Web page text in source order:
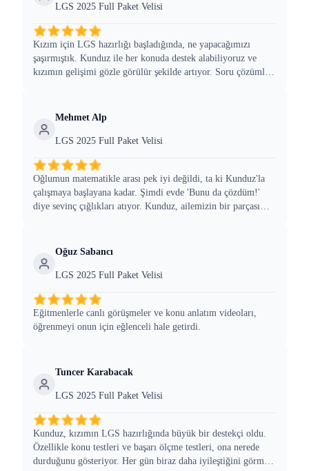
LGS 2025 Full Paket Velisi
Kızım için LGS hazırlığı başladığında, ne yapacağımızı
şaşırmıştık. Kunduz ile her konuda destek alabiliyoruz ve
kızımın gelişimi gözle görülür şekilde artıyor. Soru çözümleri
Mehmet Alp
LGS 2025 Full Paket Velisi
Oğlumun matematikle arası pek iyi değildi, ta ki Kunduz'la
çalışmaya başlayana kadar. Şimdi evde 'Bunu da çözdüm!'
diye sevinç çığlıkları atıyor. Kunduz, ailemizin bir parçası
Oğuz Sabancı
LGS 2025 Full Paket Velisi
Eğitmenlerle canlı görüşmeler ve konu anlatım videoları,
öğrenmeyi onun için eğlenceli hale getirdi.
Tuncer Karabacak
LGS 2025 Full Paket Velisi
Kunduz, kızımın LGS hazırlığında büyük bir destekçi oldu.
Özellikle konu testleri ve başarı ölçme testleri, ona nerede
durduğunu gösteriyor. Her gün biraz daha iyileştiğini görmek,